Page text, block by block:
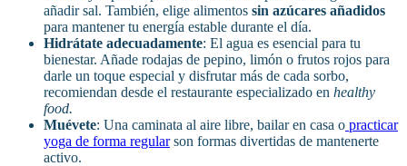
añadir sal. También, elige alimentos sin azúcares añadidos
para mantener tu energía estable durante el día.
Hidrátate adecuadamente: El agua es esencial para tu
bienestar. Añade rodajas de pepino, limón o frutos rojos para
darle un toque especial y disfrutar más de cada sorbo,
recomiendan desde el restaurante especializado en healthy
food.
Muévete: Una caminata al aire libre, bailar en casa o practicar
yoga de forma regularson formas divertidas de mantenerte
activo.